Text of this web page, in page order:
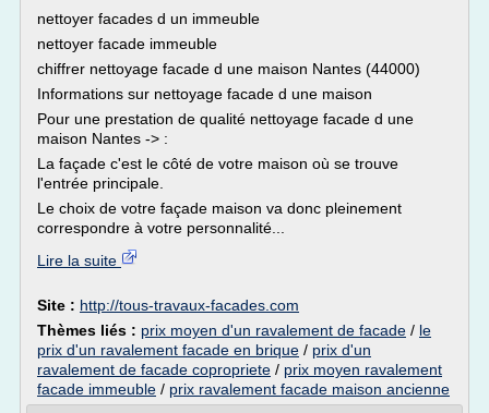
nettoyer facades d un immeuble
nettoyer facade immeuble
chiffrer nettoyage facade d une maison Nantes (44000)
Informations sur nettoyage facade d une maison
Pour une prestation de qualité nettoyage facade d une
maison Nantes -> :
La façade c'est le côté de votre maison où se trouve
l'entrée principale.
Le choix de votre façade maison va donc pleinement
correspondre à votre personnalité...
Lire la suite
Site : http://tous-travaux-facades.com
Thèmes liés : prix moyen d'un ravalement de facade / le
prix d'un ravalement facade en brique / prix d'un
ravalement de facade copropriete / prix moyen ravalement
facade immeuble / prix ravalement facade maison ancienne